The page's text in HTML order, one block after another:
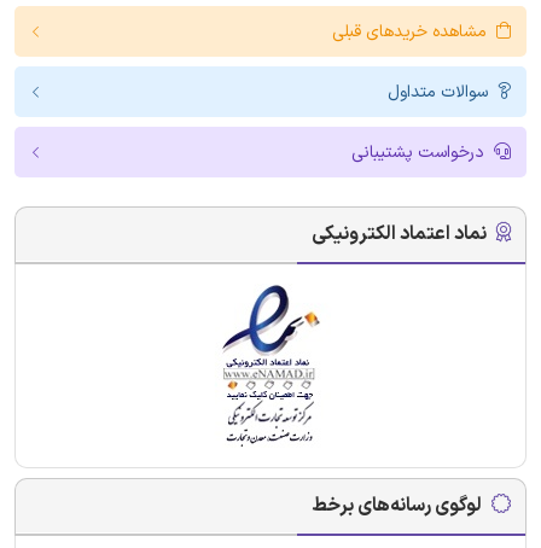
مشاهده خریدهای قبلی
سوالات متداول
درخواست پشتیبانی
نماد اعتماد الکترونیکی
لوگوی رسانه‌های برخط